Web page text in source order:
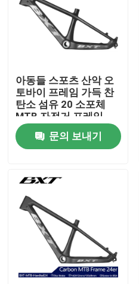
우리 에 관한 것
공장 투어
품질 관리
저희와 연락
탄소 산악 자전거
탄소 주행용 자전거
탄소 산악 오토바이 프레임
아동들 스포츠 산악 오
토바이 프레임 가득 찬
탄소 섬유 20 소포체
MTB 자전거 프레임
문의 보내기